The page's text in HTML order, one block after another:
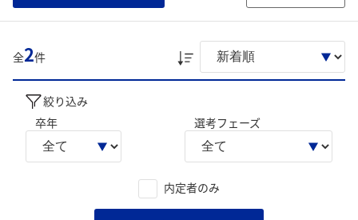
全2件
絞り込み
卒年
選考フェーズ
内定者のみ